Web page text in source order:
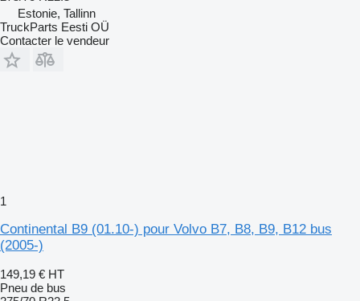
Estonie, Tallinn
TruckParts Eesti OÜ
Contacter le vendeur
1
Continental B9 (01.10-) pour Volvo B7, B8, B9, B12 bus
(2005-)
149,19 € HT
Pneu de bus